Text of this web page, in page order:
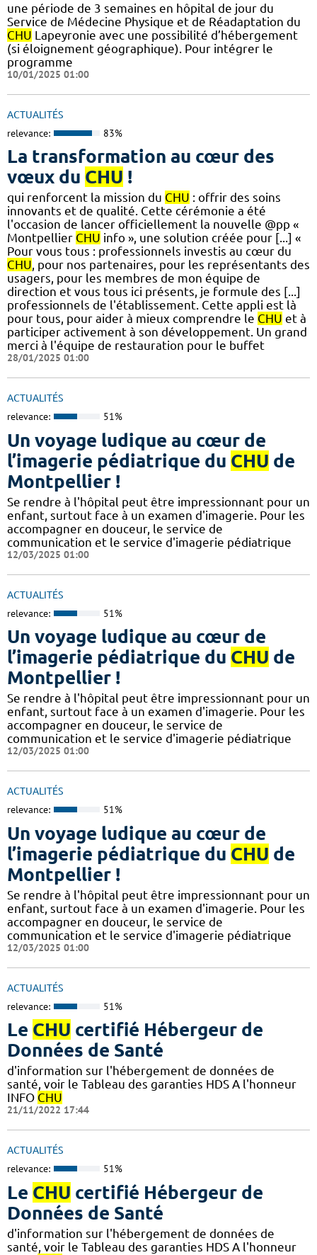
une période de 3 semaines en hôpital de jour du
Service de Médecine Physique et de Réadaptation du
CHU Lapeyronie avec une possibilité d’hébergement
(si éloignement géographique). Pour intégrer le
programme
10/01/2025 01:00
ACTUALITÉS
relevance: 83%
La transformation au cœur des
vœux du CHU !
qui renforcent la mission du CHU : offrir des soins
innovants et de qualité. Cette cérémonie a été
l'occasion de lancer officiellement la nouvelle @pp «
Montpellier CHU info », une solution créée pour [...] «
Pour vous tous : professionnels investis au cœur du
CHU, pour nos partenaires, pour les représentants des
usagers, pour les membres de mon équipe de
direction et vous tous ici présents, je formule des [...]
professionnels de l'établissement. Cette appli est là
pour tous, pour aider à mieux comprendre le CHU et à
participer activement à son développement. Un grand
merci à l'équipe de restauration pour le buffet
28/01/2025 01:00
ACTUALITÉS
relevance: 51%
Un voyage ludique au cœur de
l’imagerie pédiatrique du CHU de
Montpellier !
​​​Se rendre à l'hôpital peut être impressionnant pour un
enfant, surtout face à un examen d'imagerie. Pour les
accompagner en douceur, le service de
communication et le service d'imagerie pédiatrique
12/03/2025 01:00
ACTUALITÉS
relevance: 51%
Un voyage ludique au cœur de
l’imagerie pédiatrique du CHU de
Montpellier !
​​​Se rendre à l'hôpital peut être impressionnant pour un
enfant, surtout face à un examen d'imagerie. Pour les
accompagner en douceur, le service de
communication et le service d'imagerie pédiatrique
12/03/2025 01:00
ACTUALITÉS
relevance: 51%
Un voyage ludique au cœur de
l’imagerie pédiatrique du CHU de
Montpellier !
​​​Se rendre à l'hôpital peut être impressionnant pour un
enfant, surtout face à un examen d'imagerie. Pour les
accompagner en douceur, le service de
communication et le service d'imagerie pédiatrique
12/03/2025 01:00
ACTUALITÉS
relevance: 51%
Le CHU certifié Hébergeur de
Données de Santé
d'information sur l'hébergement de données de
santé, voir le Tableau des garanties HDS A l'honneur
INFO CHU
21/11/2022 17:44
ACTUALITÉS
relevance: 51%
Le CHU certifié Hébergeur de
Données de Santé
d'information sur l'hébergement de données de
santé, voir le Tableau des garanties HDS A l'honneur